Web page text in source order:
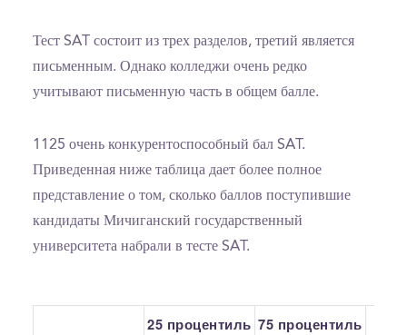
Тест SAT состоит из трех разделов, третий является
письменным. Однако колледжи очень редко
учитывают письменную часть в общем балле.
1125 очень конкурентоспособный бал SAT.
Приведенная ниже таблица дает более полное
представление о том, сколько баллов поступившие
кандидаты Мичиганский государственный
университета набрали в тесте SAT.
25 процентиль 75 процентиль